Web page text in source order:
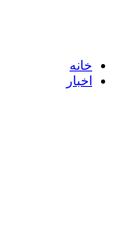
خانه
اخبار